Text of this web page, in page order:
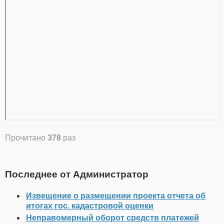
Прочитано 378 раз
Последнее от Администратор
Извещение о размещении проекта отчета об
итогах гос. кадастровой оценки
Неправомерный оборот средств платежей